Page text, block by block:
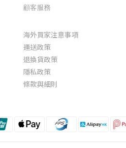
顧客服務
海外買家注意事項
運送政策
退換貨政策
隱私政策
條款與細則